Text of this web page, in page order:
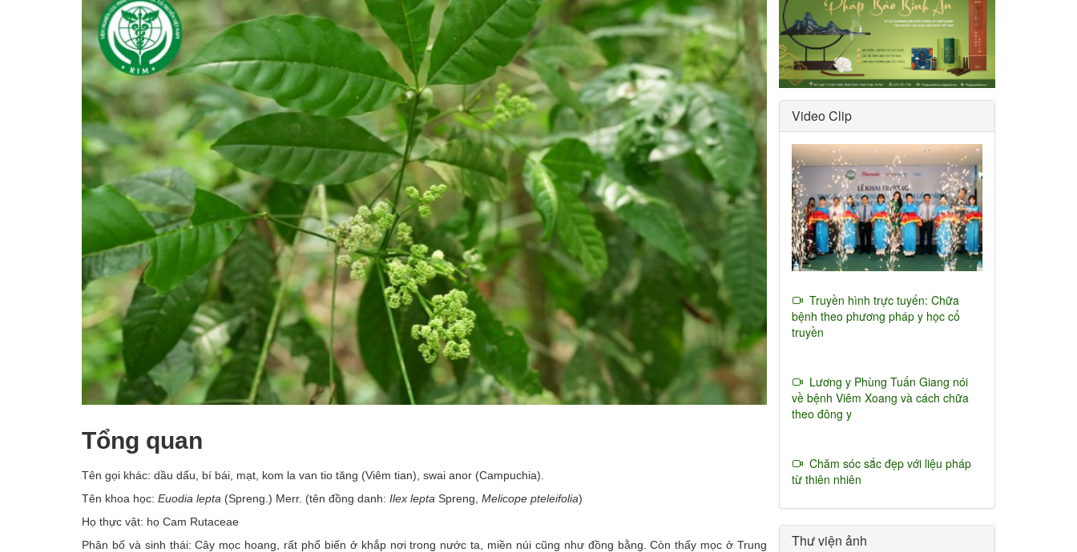
Tổng quan
Tên gọi khác: dầu dấu, bí bái, mạt, kom la van tio tăng (Viêm tian), swai anor (Campuchia).
Tên khoa học: Euodia lepta (Spreng.) Merr. (tên đồng danh: Ilex lepta Spreng, Melicope pteleifolia)
Họ thực vật: họ Cam Rutaceae
Phân bố và sinh thái: Cây mọc hoang, rất phổ biến ở khắp nơi trong nước ta, miền núi cũng như đồng bằng. Còn thấy mọc ở Trung
Video Clip
Truyền hình trực tuyến: Chữa
bệnh theo phương pháp y học cổ
truyền
Lương y Phùng Tuấn Giang nói
về bệnh Viêm Xoang và cách chữa
theo đông y
Chăm sóc sắc đẹp với liệu pháp
từ thiên nhiên
Thư viện ảnh